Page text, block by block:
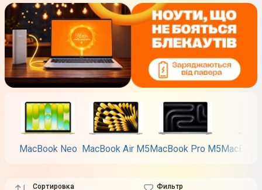
MacBook Neo MacBook Air M5MacBook Pro M5
Сортировка Фильтр